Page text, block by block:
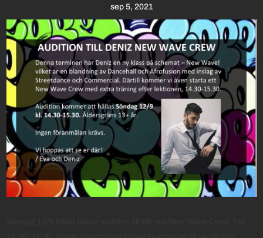
sep 5, 2021